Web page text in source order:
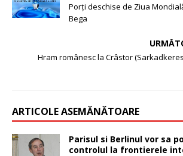
Porți deschise de Ziua
Bega
Hram românesc la Crâstor
ARTICOLE ASEMĂNĂTOARE
Parisul si Berlinul vor sa
controlul la frontierele